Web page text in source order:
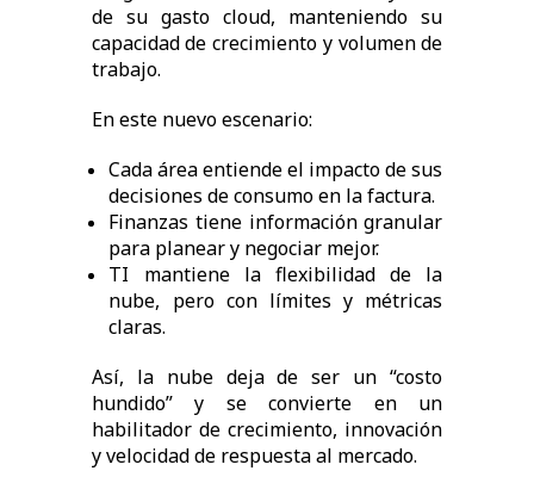
de su gasto cloud, manteniendo su
capacidad de crecimiento y volumen de
trabajo.
En este nuevo escenario:
Cada área entiende el impacto de sus
decisiones de consumo en la factura.
Finanzas tiene información granular
para planear y negociar mejor.
TI mantiene la flexibilidad de la
nube, pero con límites y métricas
claras.
Así, la nube deja de ser un “costo
hundido” y se convierte en un
habilitador de crecimiento, innovación
y velocidad de respuesta al mercado.